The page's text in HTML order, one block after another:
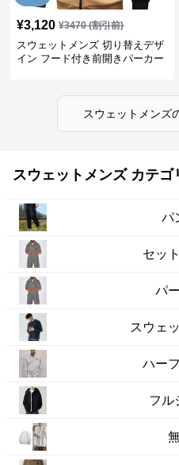
¥3,120 ¥3470(割引前)
スウェットメンズ 切り替えデザ
イン フード付き前開きパーカー
スウェットメンズ
スウェットメンズ カテゴ
パ
セッ
パ
スウェ
ハー
フル